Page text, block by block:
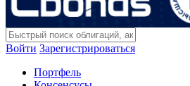
Войти Зарегистрироваться
Портфель